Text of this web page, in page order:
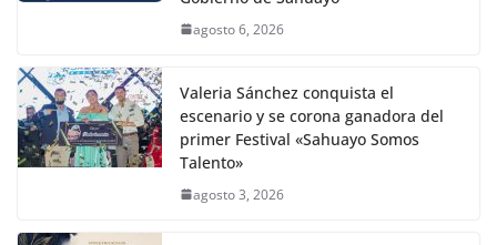
agosto 6, 2026
Valeria Sánchez conquista el
escenario y se corona ganadora del
primer Festival «Sahuayo Somos
Talento»
agosto 3, 2026